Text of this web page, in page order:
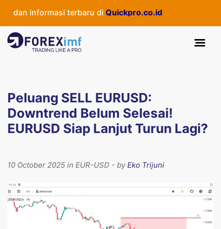
informasi terbaru diQuickpro.co.id
Peluang SELL EURUSD:
Downtrend Belum Selesai!
EURUSD Siap Lanjut Turun Lagi?
10 October 2025 in EUR-USD - byEko Trijuni